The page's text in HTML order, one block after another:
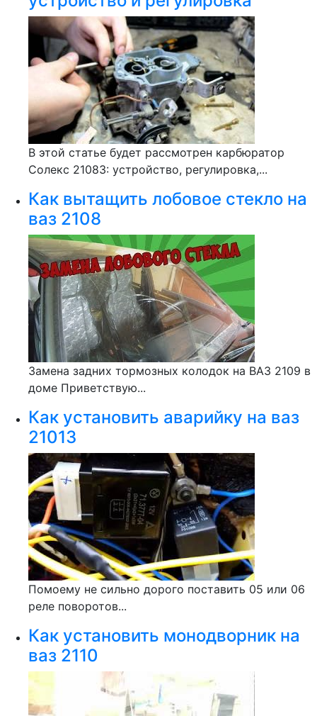
В этой статье будет рассмотрен карбюратор
Солекс 21083: устройство, регулировка,...
Как вытащить лобовое стекло на
ваз 2108
Замена задних тормозных колодок на ВАЗ 2109 в
доме Приветствую...
Как установить аварийку на ваз
21013
Помоему не сильно дорого поставить 05 или 06
реле поворотов...
Как установить монодворник на
ваз 2110